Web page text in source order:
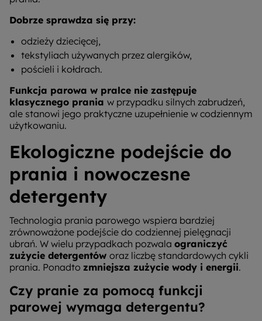
Dobrze sprawdza się przy:
odzieży dziecięcej,
tekstyliach używanych przez alergików,
pościeli i kołdrach.
Funkcja parowa w pralce nie zastępuje
klasycznego prania w przypadku silnych zabrudzeń,
ale stanowi jego praktyczne uzupełnienie w codziennym
użytkowaniu.
Ekologiczne podejście do
prania i nowoczesne
detergenty
Technologia prania parowego wspiera bardziej
zrównoważone podejście do codziennej pielęgnacji
ubrań. W wielu przypadkach pozwala ograniczyć
zużycie detergentów oraz liczbę standardowych cykli
prania. Ponadto zmniejsza zużycie wody i energii.
Czy pranie za pomocą funkcji
parowej wymaga detergentu?